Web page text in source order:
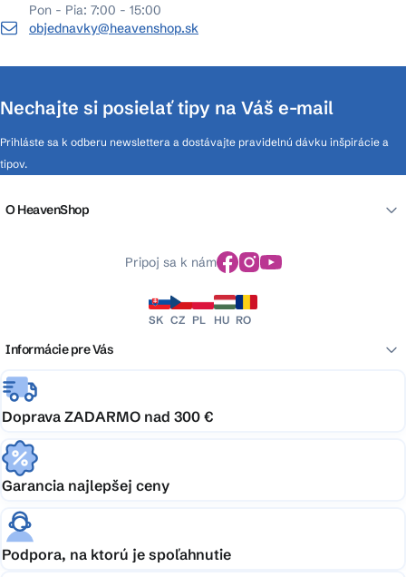
Pon - Pia: 7:00 - 15:00
objednavky@heavenshop.sk
Nechajte si posielať tipy na Váš e-mail
Prihláste sa k odberu newslettera a dostávajte pravidelnú dávku inšpirácie a
tipov.
O HeavenShop
Pripoj sa k nám
SK CZ PL HU RO
Informácie pre Vás
Doprava ZADARMO nad 300 €
Garancia najlepšej ceny
Podpora, na ktorú je spoľahnutie